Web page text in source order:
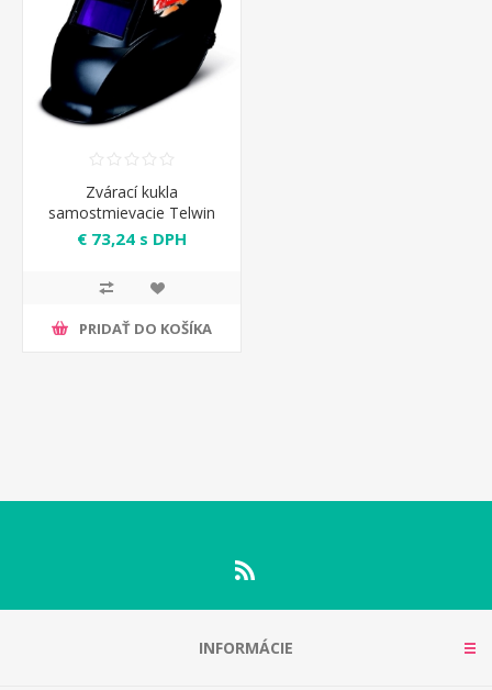
Zvárací kukla
samostmievacie Telwin
802779
€ 73,24 s DPH
PRIDAŤ DO KOŠÍKA
INFORMÁCIE